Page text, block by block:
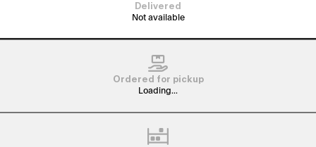
Delivered
Not available
Ordered for pickup
Loading...